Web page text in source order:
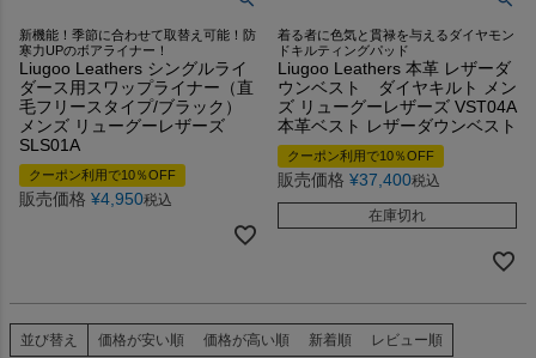
新機能！季節に合わせて取替え可能！防
寒力UPのボアライナー！
Liugoo Leathers シングルライ
ダース用スワップライナー（直
毛フリースタイプ/ブラック）
メンズ リューグーレザーズ
SLS01A
クーポン利用で10％OFF
販売価格 ¥4,950税込
着る者に色気と貫禄を与えるダイヤモン
ドキルティングパッド
Liugoo Leathers 本革 レザーダ
ウンベスト ダイヤキルト メン
ズ リューグーレザーズ VST04A
本革ベスト レザーダウンベスト
クーポン利用で10％OFF
販売価格 ¥37,400税込
在庫切れ
並び替え 価格が安い順 価格が高い順 新着順 レビュー順